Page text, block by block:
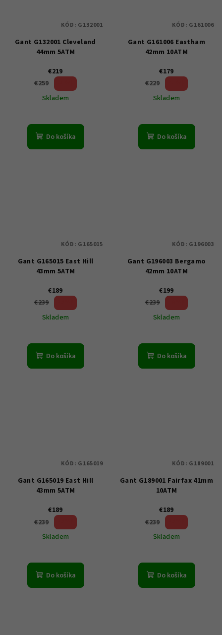
Gant G132001 Cleveland
44mm 5ATM
€219
€259
Skladem
Do košíka
KÓD: G132001
Gant G161006 Eastham
42mm 10ATM
€179
€229
Skladem
Do košíka
KÓD: G161006
Gant G165015 East Hill
43mm 5ATM
€189
€239
Skladem
Do košíka
KÓD: G165015
Gant G196003 Bergamo
42mm 10ATM
€199
€239
Skladem
Do košíka
KÓD: G196003
Gant G165019 East Hill
43mm 5ATM
€189
€239
Skladem
Do košíka
KÓD: G165019
Gant G189001 Fairfax 41mm
10ATM
€189
€239
Skladem
Do košíka
KÓD: G189001